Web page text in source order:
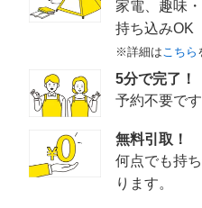
家電、趣味
持ち込みOK
※詳細はこちら
5分で完了！
予約不要で
無料引取！
何点でも持
ります。